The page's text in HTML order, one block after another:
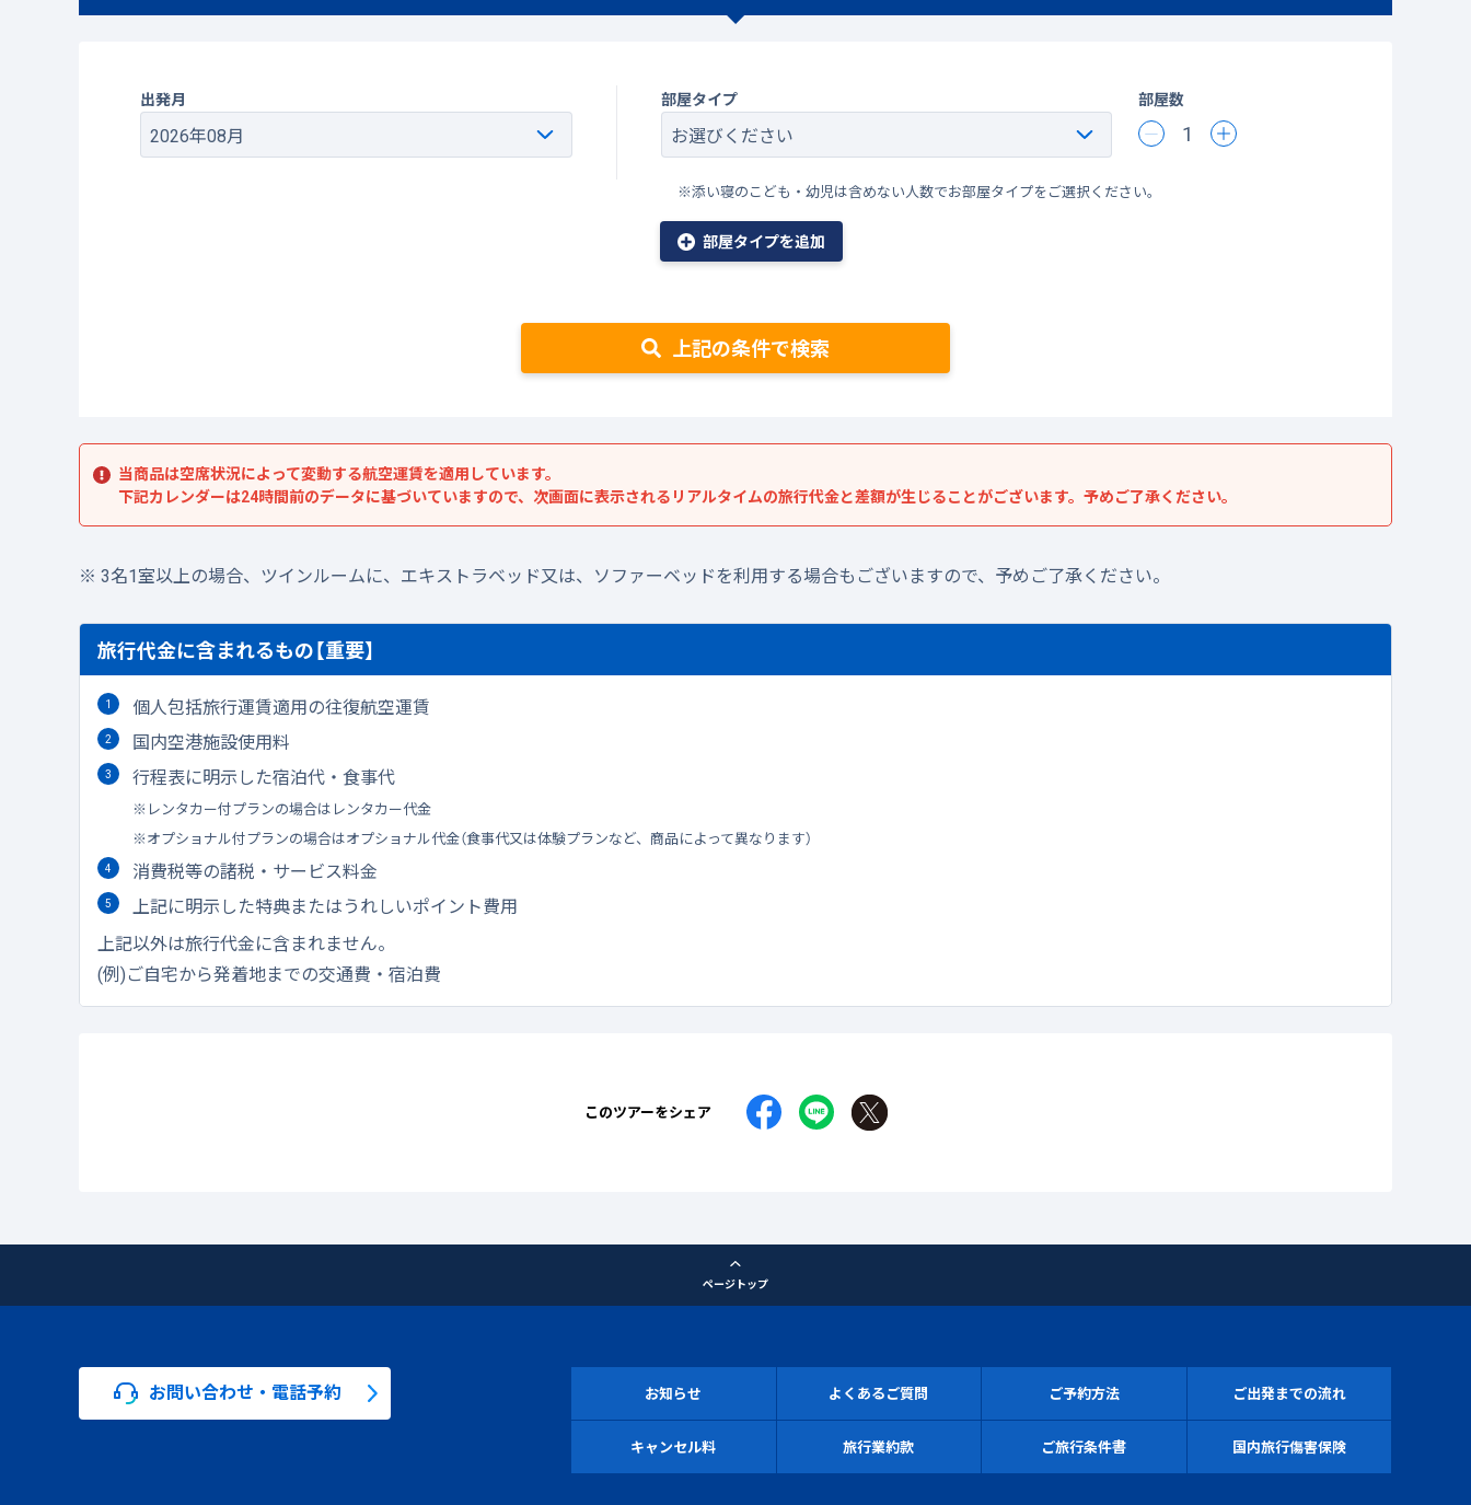
出発月 部屋タイプ 部屋数
1
※添い寝のこども・幼児は含めない人数でお部屋タイプをご選択ください。
部屋タイプを追加
上記の条件で検索
当商品は空席状況によって変動する航空運賃を適用しています。
下記カレンダーは24時間前のデータに基づいていますので、次画面に表示されるリアルタイムの旅行代金と差額が生じることがございます。予めご了承ください。
3名1室以上の場合、ツインルームに、エキストラベッド又は、ソファーベッドを利用する場合もございますので、予めご了承ください。
旅行代金に含まれるもの【重要】
個人包括旅行運賃適用の往復航空運賃
国内空港施設使用料
行程表に明示した宿泊代・食事代
レンタカー付プランの場合はレンタカー代金
オプショナル付プランの場合はオプショナル代金（食事代又は体験プランなど、商品によって異なります）
消費税等の諸税・サービス料金
上記に明示した特典またはうれしいポイント費用
上記以外は旅行代金に含まれません。
(例)ご自宅から発着地までの交通費・宿泊費
このツアーをシェア
ページトップ
お問い合わせ・電話予約 お知らせ よくあるご質問 ご予約方法 ご出発までの流れ
キャンセル料 旅行業約款 ご旅行条件書 国内旅行傷害保険